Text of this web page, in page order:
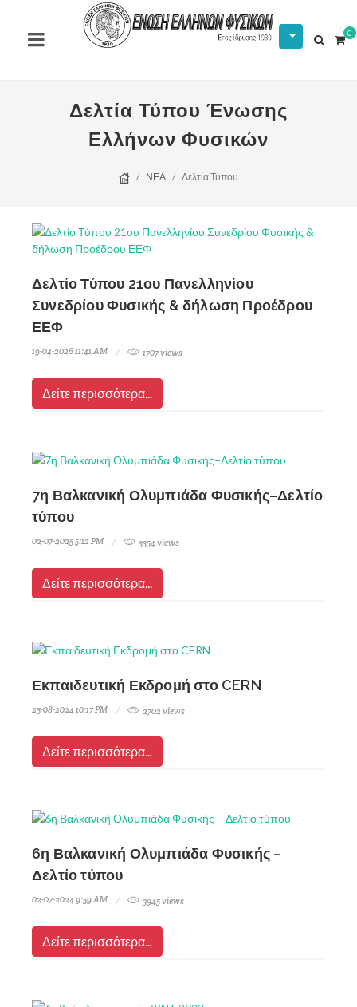
0
Δελτία Τύπου Ένωσης
Ελλήνων Φυσικών
ΝΕΑ Δελτία Τύπου
Δελτίο Τύπου 21ου Πανελληνίου
Συνεδρίου Φυσικής & δήλωση Προέδρου
ΕΕΦ
19-04-2026 11:41 AM 1707 views
Δείτε περισσότερα...
7η Βαλκανική Ολυμπιάδα Φυσικής–Δελτίο
τύπου
02-07-2025 5:12 PM 3354 views
Δείτε περισσότερα...
Εκπαιδευτική Εκδρομή στο CERN
25-08-2024 10:17 PM 2702 views
Δείτε περισσότερα...
6η Βαλκανική Ολυμπιάδα Φυσικής –
Δελτίο τύπου
02-07-2024 9:59 AM 3945 views
Δείτε περισσότερα...